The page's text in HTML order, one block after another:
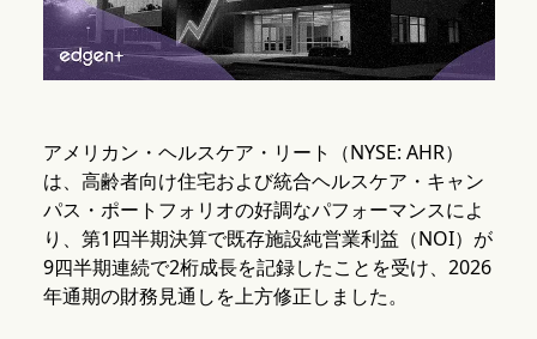
アメリカン・ヘルスケア・リート（NYSE: AHR）
は、高齢者向け住宅および統合ヘルスケア・キャン
パス・ポートフォリオの好調なパフォーマンスによ
り、第1四半期決算で既存施設純営業利益（NOI）が
9四半期連続で2桁成長を記録したことを受け、2026
年通期の財務見通しを上方修正しました。